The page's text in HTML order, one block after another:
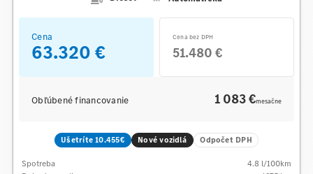
Cena
63.320 €
Cena bez DPH
51.480 €
Obľúbené financovanie 1 083 €mesačne
Ušetríte 10.455€ Nové vozidlá Odpočet DPH
Spotreba 4.8 l/100km